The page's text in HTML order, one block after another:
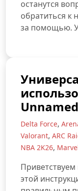
останутся
обратиться к
за помощью.
Unnamed
Delta Force,
Valorant, ARC
NBA 2K26,
этой